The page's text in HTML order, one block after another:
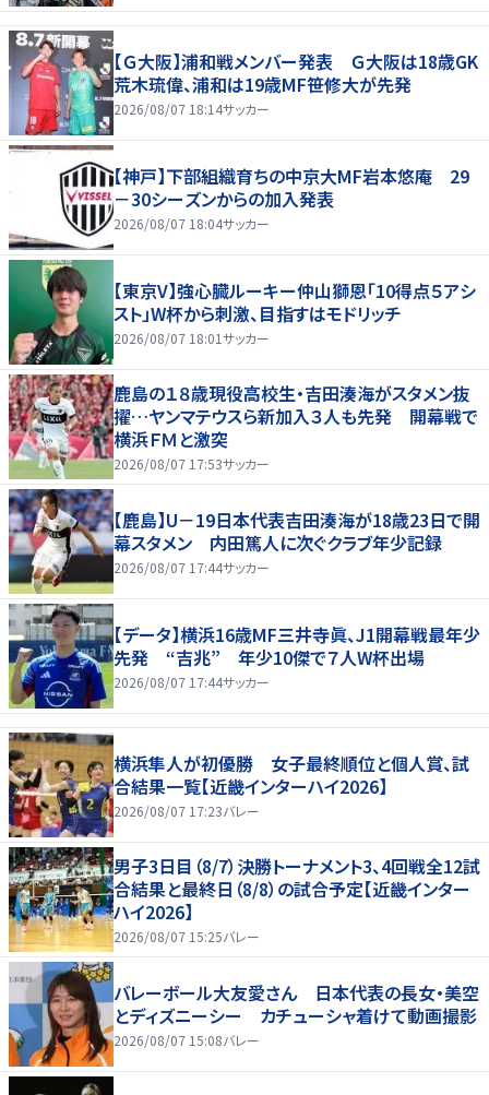
【Ｇ大阪】浦和戦メンバー発表 Ｇ大阪は18歳GK
荒木琉偉、浦和は19歳MF笹修大が先発
2026/08/07 18:14サッカー
【神戸】下部組織育ちの中京大MF岩本悠庵 29
－30シーズンからの加入発表
2026/08/07 18:04サッカー
【東京V】強心臓ルーキー仲山獅恩「10得点５アシ
スト」W杯から刺激、目指すはモドリッチ
2026/08/07 18:01サッカー
鹿島の１８歳現役高校生・吉田湊海がスタメン抜
擢…ヤンマテウスら新加入３人も先発 開幕戦で
横浜ＦＭと激突
2026/08/07 17:53サッカー
【鹿島】U－19日本代表吉田湊海が18歳23日で開
幕スタメン 内田篤人に次ぐクラブ年少記録
2026/08/07 17:44サッカー
【データ】横浜16歳MF三井寺眞、J1開幕戦最年少
先発 “吉兆” 年少10傑で７人W杯出場
2026/08/07 17:44サッカー
横浜隼人が初優勝 女子最終順位と個人賞、試
合結果一覧【近畿インターハイ2026】
2026/08/07 17:23バレー
男子3日目（8/7）決勝トーナメント3、4回戦全12試
合結果と最終日（8/8）の試合予定【近畿インター
ハイ2026】
2026/08/07 15:25バレー
バレーボール大友愛さん 日本代表の長女・美空
とディズニーシー カチューシャ着けて動画撮影
2026/08/07 15:08バレー